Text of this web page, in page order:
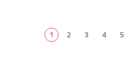
Pašreizējā lapa
1 Lapa
2 Lapa
3 Lapa
4 Lapa
5